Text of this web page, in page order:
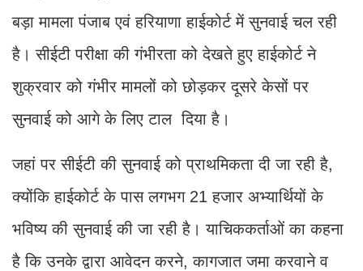
बड़ा मामला पंजाब एवं हरियाणा हाईकोर्ट में सुनवाई चल रही
है। सीईटी परीक्षा की गंभीरता को देखते हुए हाईकोर्ट ने
शुक्रवार को गंभीर मामलों को छोड़कर दूसरे केसों पर
सुनवाई को आगे के लिए टाल दिया है।
जहां पर सीईटी की सुनवाई को प्राथमिकता दी जा रही है,
क्योंकि हाईकोर्ट के पास लगभग 21 हजार अभ्यार्थियों के
भविष्य की सुनवाई की जा रही है। याचिककर्ताओं का कहना
है कि उनके द्वारा आवेदन करने, कागजात जमा करवाने व